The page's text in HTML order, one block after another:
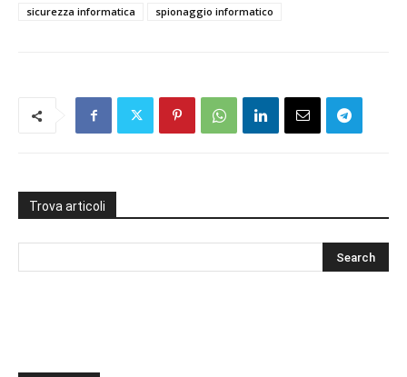
sicurezza informatica
spionaggio informatico
Trova articoli